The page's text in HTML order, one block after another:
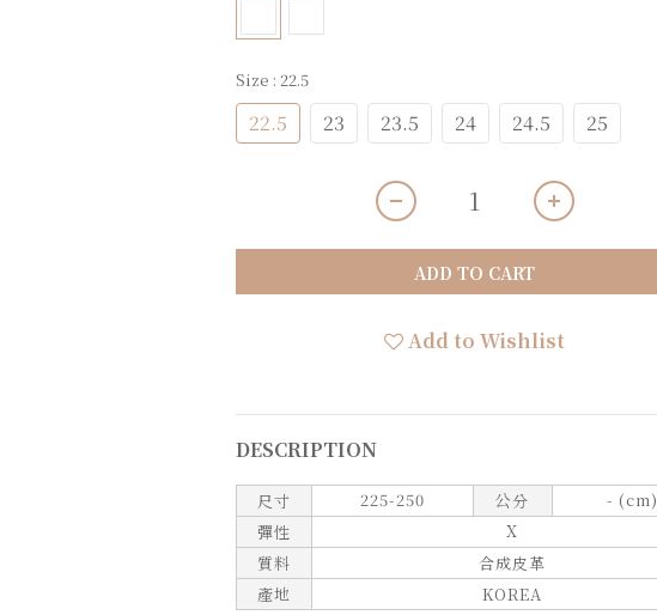
Size : 22.5
22.5 23 23.5 24 24.5 25
ADD TO CART
Add to Wishlist
DESCRIPTION
尺寸 225-250 公分 - (cm)
彈性
X
質料
合成皮革
產地
KOREA